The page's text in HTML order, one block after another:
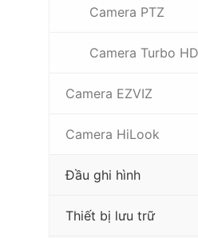
Camera PTZ
Camera Turbo HD
Camera EZVIZ
Camera HiLook
Đầu ghi hình
Thiết bị lưu trữ